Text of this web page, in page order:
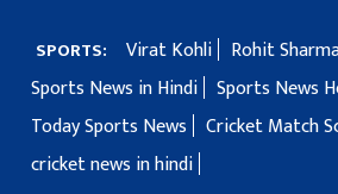
SPORTS: Virat Kohli
Rohit
Sports News in Hindi Sports News
Today Sports News
Cricket Match
cricket news in hindi